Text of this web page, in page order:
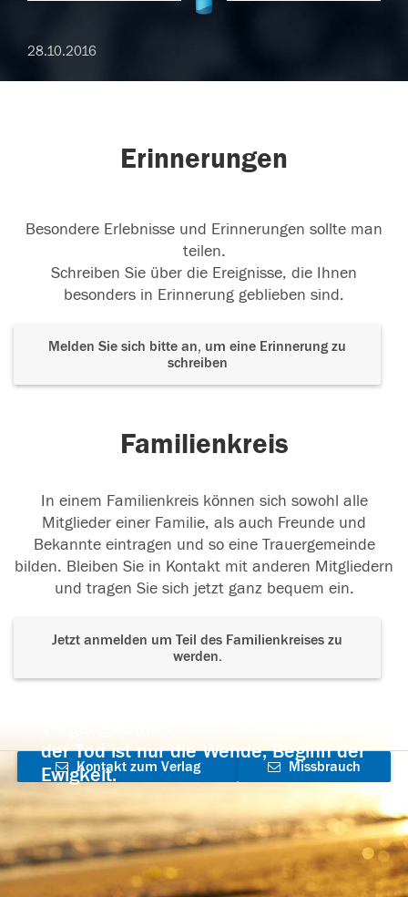
28.10.2016
Erinnerungen
Besondere Erlebnisse und Erinnerungen sollte man
teilen.
Schreiben Sie über die Ereignisse, die Ihnen
besonders in Erinnerung geblieben sind.
Melden Sie sich bitte an, um eine Erinnerung zu
schreiben
Familienkreis
In einem Familienkreis können sich sowohl alle
Mitglieder einer Familie, als auch Freunde und
Bekannte eintragen und so eine Trauergemeinde
bilden. Bleiben Sie in Kontakt mit anderen Mitgliedern
und tragen Sie sich jetzt ganz bequem ein.
Jetzt anmelden um Teil des Familienkreises zu
werden.
der Tod ist nur die Wende, Beginn der
Ewigkeit.
Kontakt zum Verlag
aufnehmen
Missbrauch